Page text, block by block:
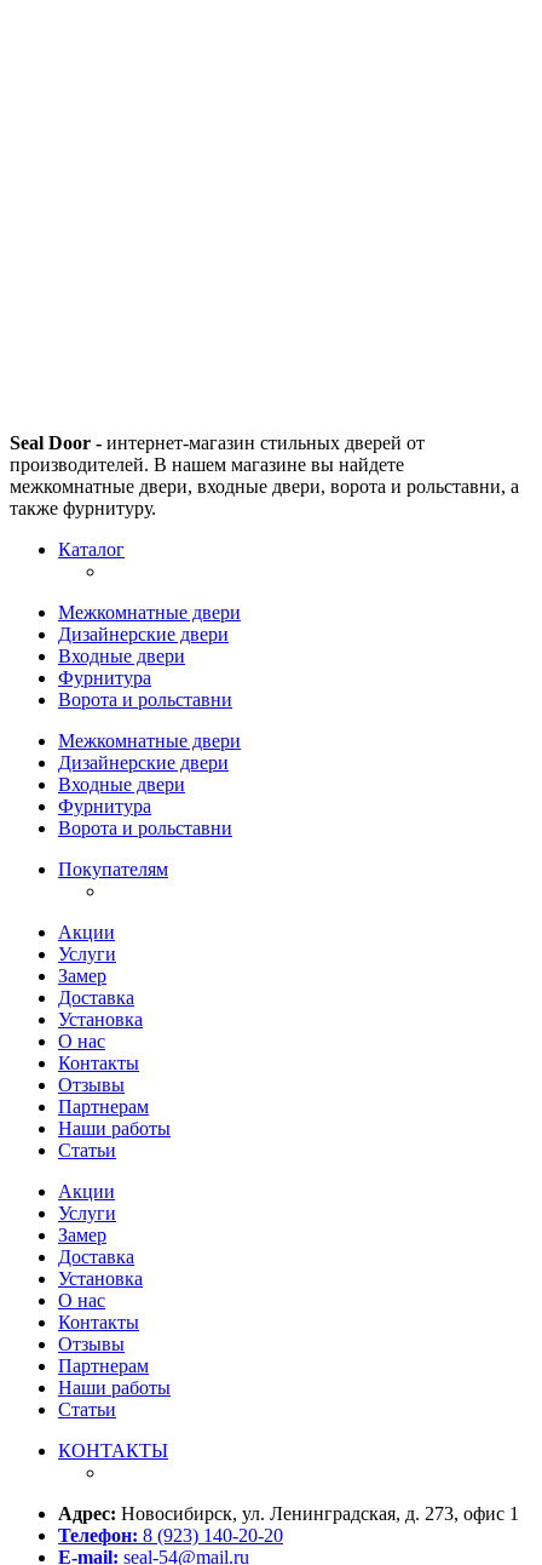
Seal Door - интернет-магазин стильных дверей от
производителей. В нашем магазине вы найдете
межкомнатные двери, входные двери, ворота и рольставни, а
также фурнитуру.
Каталог
Межкомнатные двери
Дизайнерские двери
Входные двери
Фурнитура
Ворота и рольставни
Межкомнатные двери
Дизайнерские двери
Входные двери
Фурнитура
Ворота и рольставни
Покупателям
Акции
Услуги
Замер
Доставка
Установка
О нас
Контакты
Отзывы
Партнерам
Наши работы
Статьи
Акции
Услуги
Замер
Доставка
Установка
О нас
Контакты
Отзывы
Партнерам
Наши работы
Статьи
КОНТАКТЫ
Адрес: Новосибирск, ул. Ленинградская, д. 273, офис 1
Телефон: 8 (923) 140-20-20
E-mail: seal-54@mail.ru